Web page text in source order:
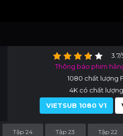
Thông báo phim
1080 chất lượng
4K có chất
VIETSUB 1080 V1
Tập 24 Tập 23 Tập 22